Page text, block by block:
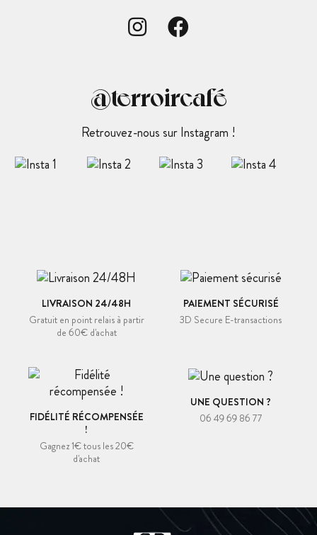
@terroircafé
Retrouvez-nous sur Instagram !
LIVRAISON 24/48H
Gratuit en point relais à partir
de 60€ d'achat
PAIEMENT SÉCURISÉ
3D Secure E-transactions
FIDÉLITÉ RÉCOMPENSÉE
!
Gagnez 1€ tous les 20€
d'achat
UNE QUESTION ?
06 49 69 86 77